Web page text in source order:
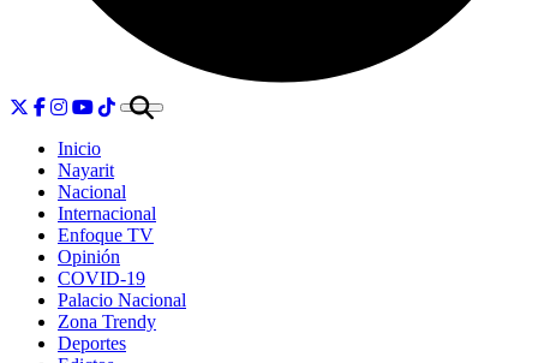
Inicio
Nayarit
Nacional
Internacional
Enfoque TV
Opinión
COVID-19
Palacio Nacional
Zona Trendy
Deportes